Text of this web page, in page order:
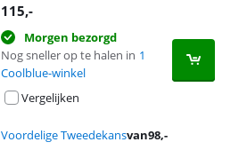
115,-
Morgen bezorgd
Nog sneller op te halen in 1
Coolblue-winkel
Vergelijken
Voordelige Tweedekansvan98,-